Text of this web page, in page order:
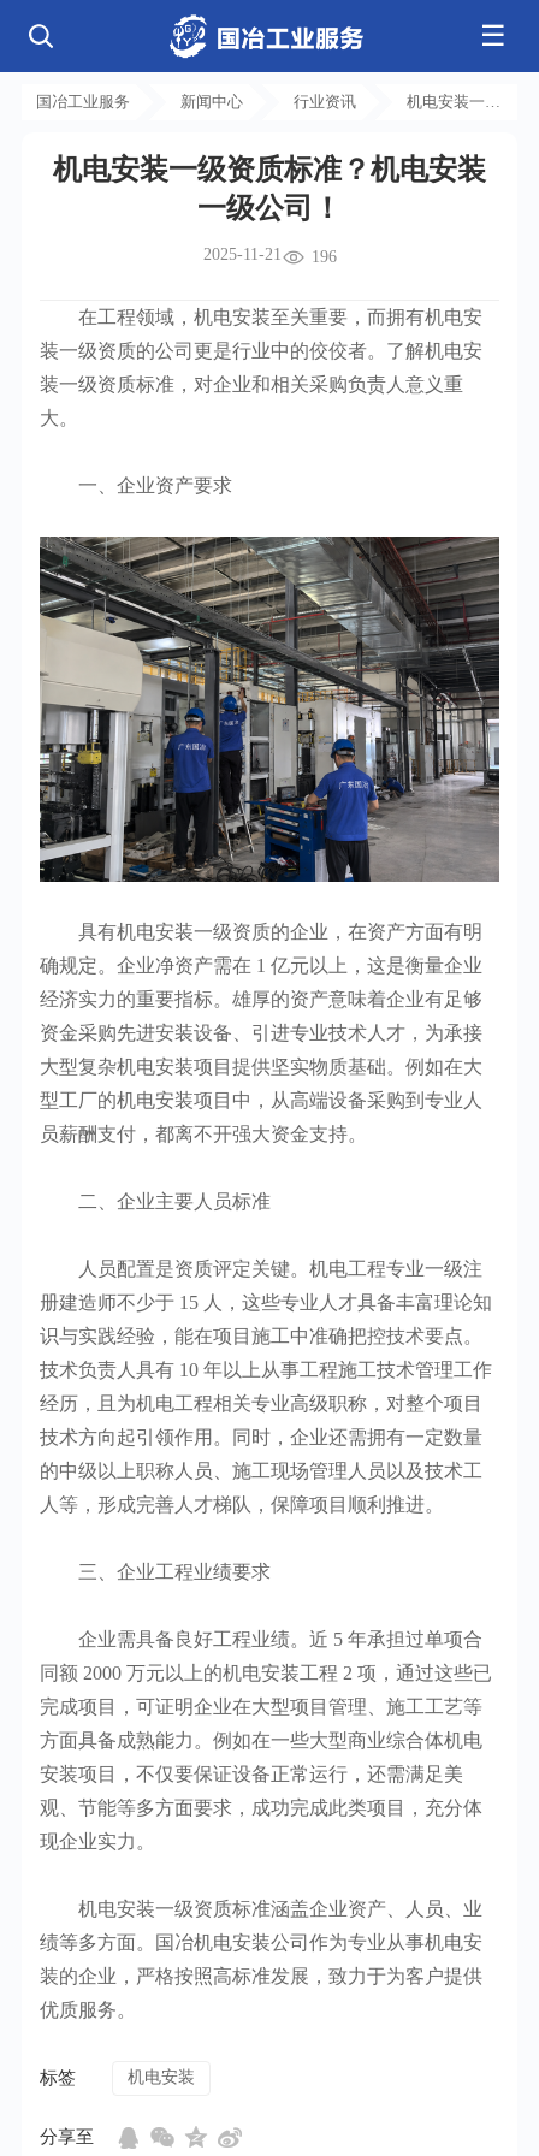
☰
公司简介
发展历程
核心业务
电气工程
钢结构工程
净化工程
弱电工程
消防工程
基控电箱
其它工程
工程案例
芯片 • 半导体
人工智能 • 机器人
新能源汽车 • 智能网联
生物 • 医药
新闻中心
行业资讯
安装教程
工业百科
国冶工业服务 新闻中心 行业资讯
机电安装一级
电安装一级公
机电安装一级资质标准？机电安装
一级公司！
2025-11-21 196
在工程领域，机电安装至关重要，而拥有机电安
装一级资质的公司更是行业中的佼佼者。了解机电安
装一级资质标准，对企业和相关采购负责人意义重
大。
一、企业资产要求
具有机电安装一级资质的企业，在资产方面有明
确规定。企业净资产需在 1 亿元以上，这是衡量企业
经济实力的重要指标。雄厚的资产意味着企业有足够
资金采购先进安装设备、引进专业技术人才，为承接
大型复杂机电安装项目提供坚实物质基础。例如在大
型工厂的机电安装项目中，从高端设备采购到专业人
员薪酬支付，都离不开强大资金支持。
二、企业主要人员标准
人员配置是资质评定关键。机电工程专业一级注
册建造师不少于 15 人，这些专业人才具备丰富理论知
识与实践经验，能在项目施工中准确把控技术要点。
技术负责人具有 10 年以上从事工程施工技术管理工作
经历，且为机电工程相关专业高级职称，对整个项目
技术方向起引领作用。同时，企业还需拥有一定数量
的中级以上职称人员、施工现场管理人员以及技术工
人等，形成完善人才梯队，保障项目顺利推进。
三、企业工程业绩要求
企业需具备良好工程业绩。近 5 年承担过单项合
同额 2000 万元以上的机电安装工程 2 项，通过这些已
完成项目，可证明企业在大型项目管理、施工工艺等
方面具备成熟能力。例如在一些大型商业综合体机电
安装项目，不仅要保证设备正常运行，还需满足美
观、节能等多方面要求，成功完成此类项目，充分体
现企业实力。
机电安装一级资质标准涵盖企业资产、人员、业
绩等多方面。国冶机电安装公司作为专业从事机电安
装的企业，严格按照高标准发展，致力于为客户提供
优质服务。
标签 机电安装
分享至